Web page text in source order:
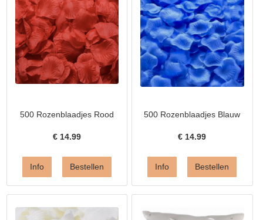
500 Rozenblaadjes Rood
€ 14.99
500 Rozenblaadjes Blauw
€ 14.99